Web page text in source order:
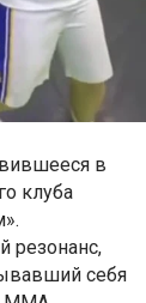
в
клуба
резонанс,
себя